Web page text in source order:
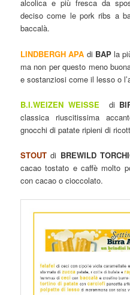
alcolica e più fresca da
deciso come le pork ribs a
baccalà.
LINDBERGH APA di BAPla
ma non per questo meno
e sostanziosi come il lesso o
B.I.WEIZEN WEISSE di
classica riuscitissima
gnocchi di patate ripieni di
STOUT di BREWILD
cacao tostato e caffè molto
con cacao o cioccolato.